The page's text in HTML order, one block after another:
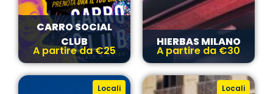
CARRO SOCIAL
CLUB
A partire da €25
HIERBAS MILANO
A partire da €30
Locali Locali